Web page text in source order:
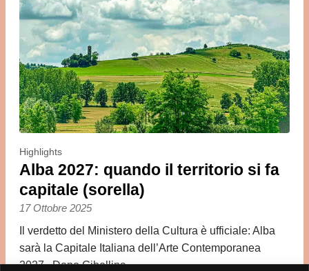
Highlights
Alba 2027: quando il territorio si fa
capitale (sorella)
17 Ottobre 2025
Il verdetto del Ministero della Cultura è ufficiale: Alba
sarà la Capitale Italiana dell’Arte Contemporanea
2027. Dopo Gibellina,…